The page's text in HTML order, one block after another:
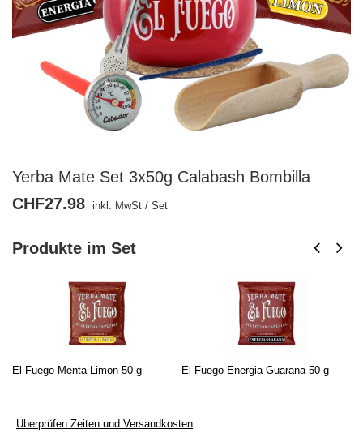
Yerba Mate Set 3x50g Calabash Bombilla
Produkte im Set
El Fuego Menta Limon 50 g El Fuego Energia Guarana 50 g
Überprüfen Zeiten und Versandkosten
CHF27.98 inkl. MwSt / Set